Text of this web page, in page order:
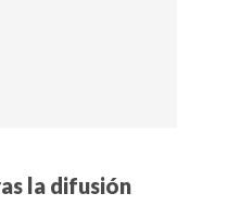
la difusión